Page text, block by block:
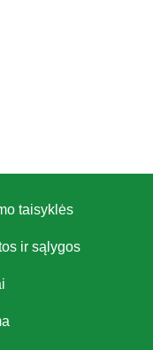
taisyklės
ir sąlygos